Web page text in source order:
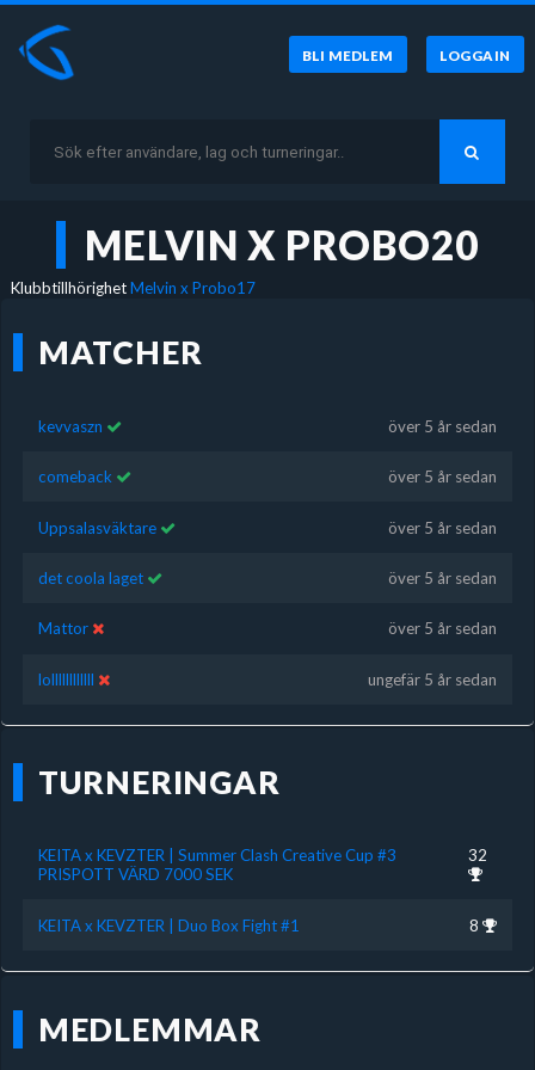
BLI MEDLEM LOGGA IN
MELVIN X PROBO20
KlubbtillhörighetMelvin x Probo17
MATCHER
kevvaszn över 5 år sedan
comeback över 5 år sedan
Uppsalasväktare över 5 år sedan
det coola laget över 5 år sedan
Mattor över 5 år sedan
lollllllllllll ungefär 5 år sedan
TURNERINGAR
KEITA x KEVZTER | Summer Clash Creative Cup #3
PRISPOTT VÄRD 7000 SEK
32
KEITA x KEVZTER | Duo Box Fight #1 8
MEDLEMMAR